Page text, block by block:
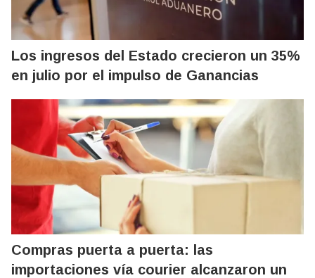
Los ingresos del Estado crecieron un 35%
en julio por el impulso de Ganancias
Compras puerta a puerta: las
importaciones vía courier alcanzaron un